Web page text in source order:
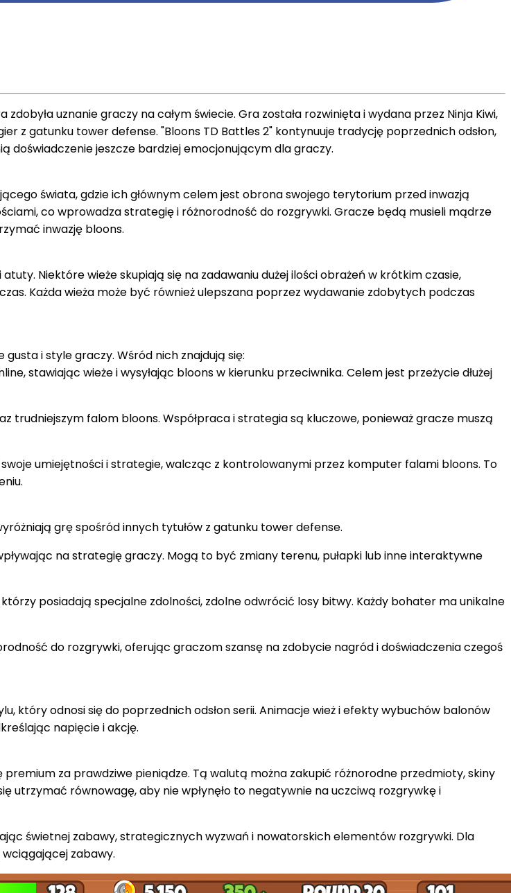
uznanie graczy na całym świecie. Gra została rozwinięta i wydana przez Ninja Kiwi,
z gatunku tower defense. "Bloons TD Battles 2" kontynuuje tradycję poprzednich odsłon,
doświadczenie jeszcze bardziej emocjonującym dla graczy.
świata, gdzie ich głównym celem jest obrona swojego terytorium przed inwazją
co wprowadza strategię i różnorodność do rozgrywki. Gracze będą musieli mądrze
inwazję bloons.
Niektóre wieże skupiają się na zadawaniu dużej ilości obrażeń w krótkim czasie,
Każda wieża może być również ulepszana poprzez wydawanie zdobytych podczas
i style graczy. Wśród nich znajdują się:
stawiając wieże i wysyłając bloons w kierunku przeciwnika. Celem jest przeżycie dłużej
trudniejszym falom bloons. Współpraca i strategia są kluczowe, ponieważ gracze muszą
umiejętności i strategie, walcząc z kontrolowanymi przez komputer falami bloons. To
grę spośród innych tytułów z gatunku tower defense.
na strategię graczy. Mogą to być zmiany terenu, pułapki lub inne interaktywne
posiadają specjalne zdolności, zdolne odwrócić losy bitwy. Każdy bohater ma unikalne
do rozgrywki, oferując graczom szansę na zdobycie nagród i doświadczenia czegoś
który odnosi się do poprzednich odsłon serii. Animacje wież i efekty wybuchów balonów
napięcie i akcję.
za prawdziwe pieniądze. Tą walutą można zakupić różnorodne przedmioty, skiny
utrzymać równowagę, aby nie wpłynęło to negatywnie na uczciwą rozgrywkę i
świetnej zabawy, strategicznych wyzwań i nowatorskich elementów rozgrywki. Dla
zabawy.